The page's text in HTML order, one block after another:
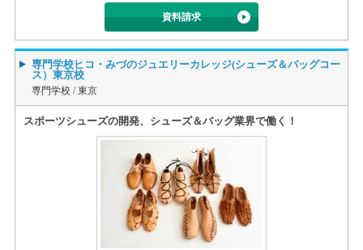
資料請求
専門学校ヒコ・みづのジュエリーカレッジ(シューズ＆バッグコー
ス）東京校
専門学校 /東京
スポーツシューズの開発、シューズ＆バッグ業界で働く！